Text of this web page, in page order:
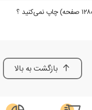
بازگشت به بالا